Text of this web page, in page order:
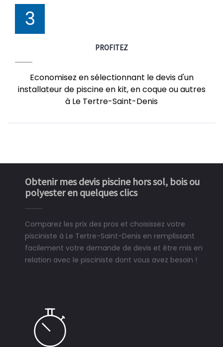
3
PROFITEZ
Economisez en sélectionnant le devis d'un
installateur de piscine en kit, en coque ou autres
à Le Tertre-Saint-Denis
Obtenir mes devis piscine hors sol, bois ou
polyester en quelques clics
Comparez les prix des pros et choisissez votre
pisciniste à Le Tertre-Saint-Denis en remplissant
facilement votre demande de devis et être mis en
relation avec le pisciniste dont vous avez besoin !